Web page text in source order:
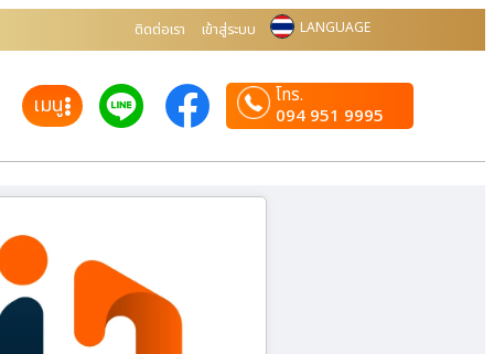
ติดต่อเรา เข้าสู่ระบบ LANGUAGE
เมนู
โทร.
094 951 9995